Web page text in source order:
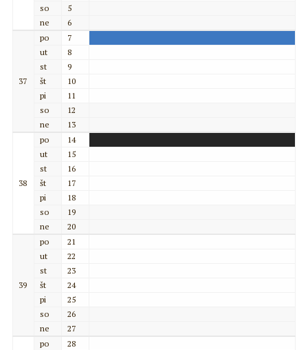
so
5
ne
6
37
po
7
ut
8
st
9
št
10
pi
11
so
12
ne
13
38
po
14
ut
15
st
16
št
17
pi
18
so
19
ne
20
39
po
21
ut
22
st
23
št
24
pi
25
so
26
ne
27
po
28